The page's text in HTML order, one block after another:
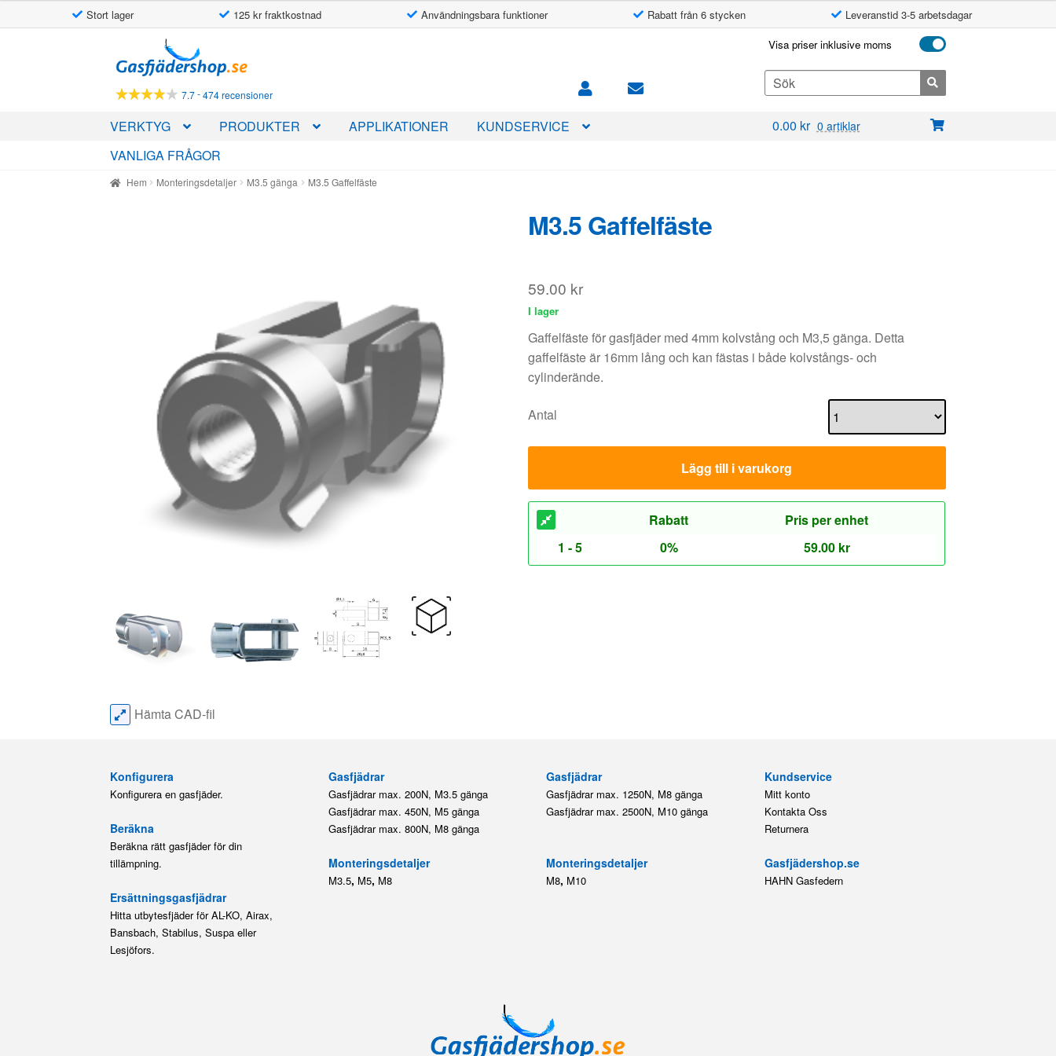
Stort lager 125 kr fraktkostnad Användningsbara funktioner Rabatt från 6 stycken Leveranstid 3-5 arbetsdagar
till
navigering
till
innehåll
7.7-474 recensioner
Visa priser inklusive moms
Search
for:
VERKTYG PRODUKTER APPLIKATIONER
KUNDSERVICE
VANLIGA FRÅGOR
0.00 kr 0 artiklar
Hem Monteringsdetaljer M3.5 gänga M3.5 Gaffelfäste
M3.5 Gaffelfäste
59.00 kr
I lager
Gaffelfäste för gasfjäder med 4mm kolvstång och M3,5 gänga. Detta
gaffelfäste är 16mm lång och kan fästas i både kolvstångs- och
cylinderände.
Antal
Lägg till i varukorg
Rabatt
Pris per enhet
1 - 5
0% 59.00 kr
Hämta CAD-fil
Konfigurera
Konfigurera en gasfjäder.
Beräkna
Beräkna rätt gasfjäder för din
tillämpning.
Ersättningsgasfjädrar
Hitta utbytesfjäder för AL-KO, Airax,
Bansbach, Stabilus, Suspa eller
Lesjöfors.
Gasfjädrar
Gasfjädrar max. 200N, M3.5 gänga
Gasfjädrar max. 450N, M5 gänga
Gasfjädrar max. 800N, M8 gänga
Monteringsdetaljer
M3.5, M5, M8
Gasfjädrar
Gasfjädrar max. 1250N, M8 gänga
Gasfjädrar max. 2500N, M10 gänga
Monteringsdetaljer
M8, M10
Kundservice
Mitt konto
Kontakta Oss
Returnera
Gasfjädershop.se
HAHN Gasfedern